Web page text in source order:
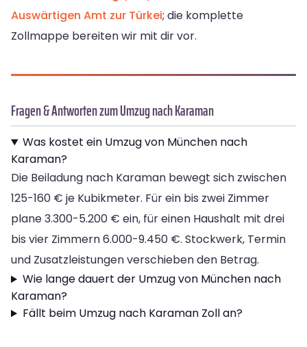
Auswärtigen Amt zur Türkei; die komplette
Zollmappe bereiten wir mit dir vor.
Fragen & Antworten zum Umzug nach Karaman
Was kostet ein Umzug von München nach
Karaman?
Die Beiladung nach Karaman bewegt sich zwischen
125-160 € je Kubikmeter. Für ein bis zwei Zimmer
plane 3.300-5.200 € ein, für einen Haushalt mit drei
bis vier Zimmern 6.000-9.450 €. Stockwerk, Termin
und Zusatzleistungen verschieben den Betrag.
Wie lange dauert der Umzug von München nach
Karaman?
Fällt beim Umzug nach Karaman Zoll an?